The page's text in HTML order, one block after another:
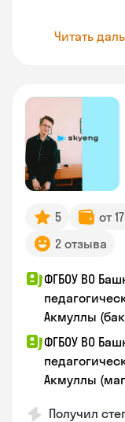
Читать
5 от
2 отзыва
ФГБОУ ВО
Акмуллы
ФГБОУ ВО
Акмуллы
Получил